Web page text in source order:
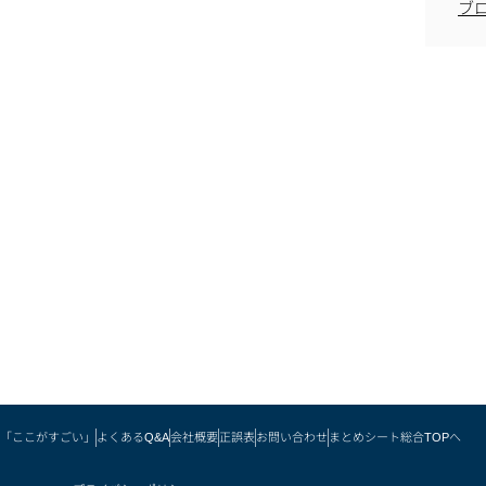
ブ
ここがすごい」 よくあるQ&A会社概要 正誤表 お問い合わせ まとめシート総合TOPへ